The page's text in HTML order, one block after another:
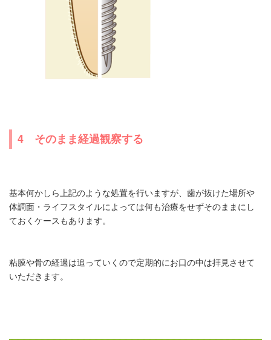
4 そのまま経過観察する
基本何かしら上記のような処置を行いますが、歯が抜けた場所や
体調面・ライフスタイルによっては何も治療をせずそのままにし
ておくケースもあります。
粘膜や骨の経過は追っていくので定期的にお口の中は拝見させて
いただきます。